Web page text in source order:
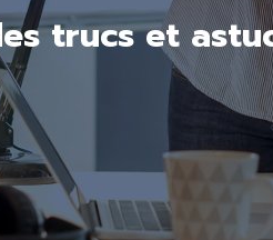
trucs et